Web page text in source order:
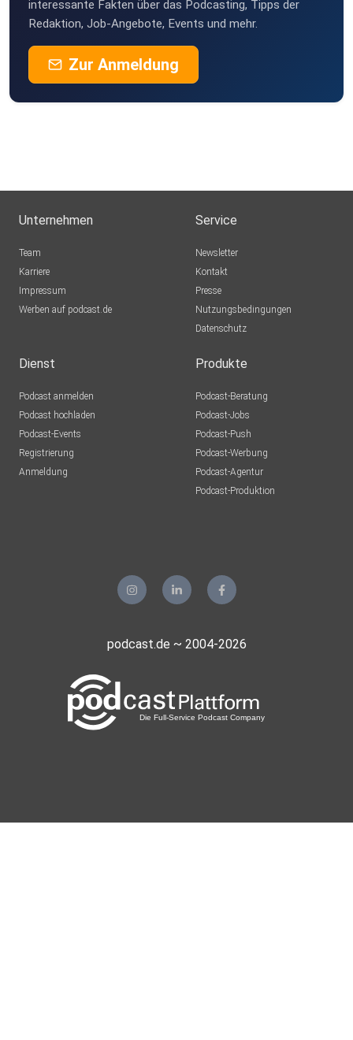
interessante Fakten über das Podcasting, Tipps der
Redaktion, Job-Angebote, Events und mehr.
Zur Anmeldung
Unternehmen
Team
Karriere
Impressum
Werben auf podcast.de
Service
Newsletter
Kontakt
Presse
Nutzungsbedingungen
Datenschutz
Dienst
Podcast anmelden
Podcast hochladen
Podcast-Events
Registrierung
Anmeldung
Produkte
Podcast-Beratung
Podcast-Jobs
Podcast-Push
Podcast-Werbung
Podcast-Agentur
Podcast-Produktion
podcast.de ~ 2004-2026